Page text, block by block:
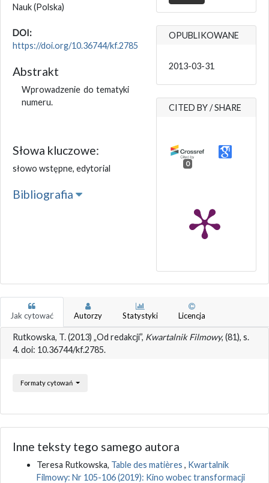
Nauk(Polska)
DOI:
https://doi.org/10.36744/kf.2785
Abstrakt
Wprowadzenie do tematyki
numeru.
Słowa kluczowe:
słowo wstępne, edytorial
Bibliografia
OPUBLIKOWANE
2013-03-31
CITED BY / SHARE
0
Jak cytować Autorzy Statystyki Licencja
Rutkowska, T. (2013) „Od redakcji”, Kwartalnik Filmowy, (81), s.
4. doi: 10.36744/kf.2785.
Formaty cytowań
Inne teksty tego samego autora
Teresa Rutkowska, Table des matières , Kwartalnik
Filmowy: Nr 105-106 (2019): Kino wobec transformacji